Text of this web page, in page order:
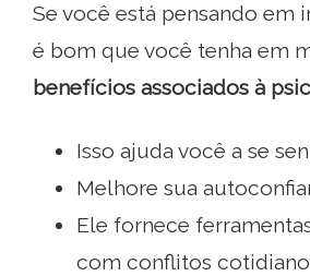
Se você está pensando em
é bom que você tenha em
benefícios associados à
Isso ajuda você a se
Melhore sua
Ele fornece
com conflitos